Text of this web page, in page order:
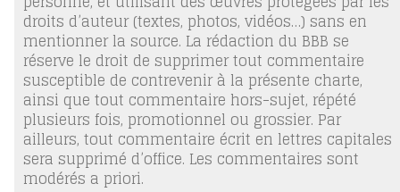
droits d’auteur (textes, photos, vidéos…) sans en
mentionner la source. La rédaction du BBB se
réserve le droit de supprimer tout commentaire
susceptible de contrevenir à la présente charte,
ainsi que tout commentaire hors-sujet, répété
plusieurs fois, promotionnel ou grossier. Par
ailleurs, tout commentaire écrit en lettres capitales
sera supprimé d’office. Les commentaires sont
modérés a priori.